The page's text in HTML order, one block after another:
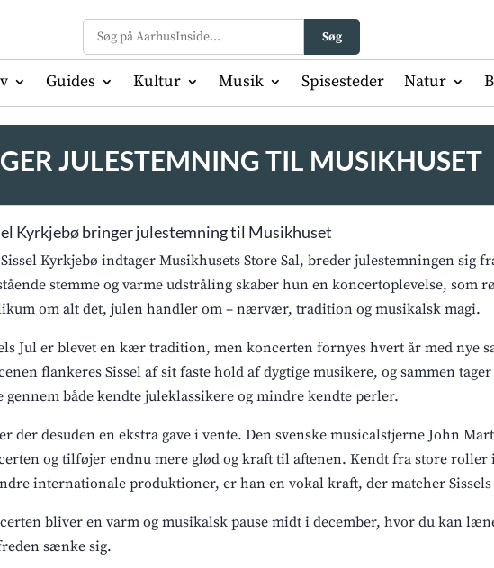
Søg
Guides Kultur Musik Spisesteder Natur
JULESTEMNING TIL MUSIKHUSET
Kyrkjebø bringer julestemning til Musikhuset
Kyrkjebø indtager Musikhusets Store Sal, breder julestemningen sig
stemme og varme udstråling skaber hun en koncertoplevelse, som
om alt det, julen handler om – nærvær, tradition og musikalsk magi.
Jul er blevet en kær tradition, men koncerten fornyes hvert år med nye
flankeres Sissel af sit faste hold af dygtige musikere, og sammen
gennem både kendte juleklassikere og mindre kendte perler.
der desuden en ekstra gave i vente. Den svenske musicalstjerne John
og tilføjer endnu mere glød og kraft til aftenen. Kendt fra store roller
internationale produktioner, er han en vokal kraft, der matcher Sissels
bliver en varm og musikalsk pause midt i december, hvor du kan
sænke sig.